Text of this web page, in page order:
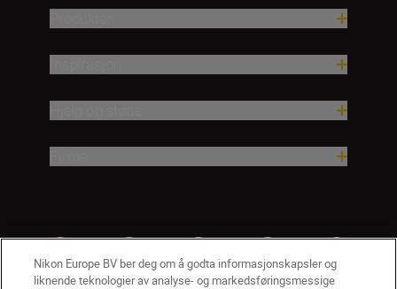
Nikon Europe BV ber deg om å godta informasjonskapsler og
liknende teknologier av analyse- og markedsføringsmessige